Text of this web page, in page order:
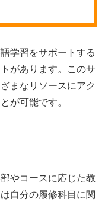
学習をサポートする
があります。このサ
まなリソースにアク
が可能です。
やコースに応じた教
自分の履修科目に関